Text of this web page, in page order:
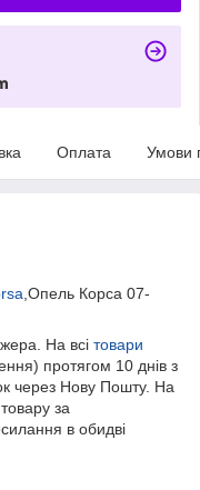
Оплата Умови
,Опель Корса 07-
На всі товари
протягом 10 днів з
через Нову Пошту. На
за
в обидві